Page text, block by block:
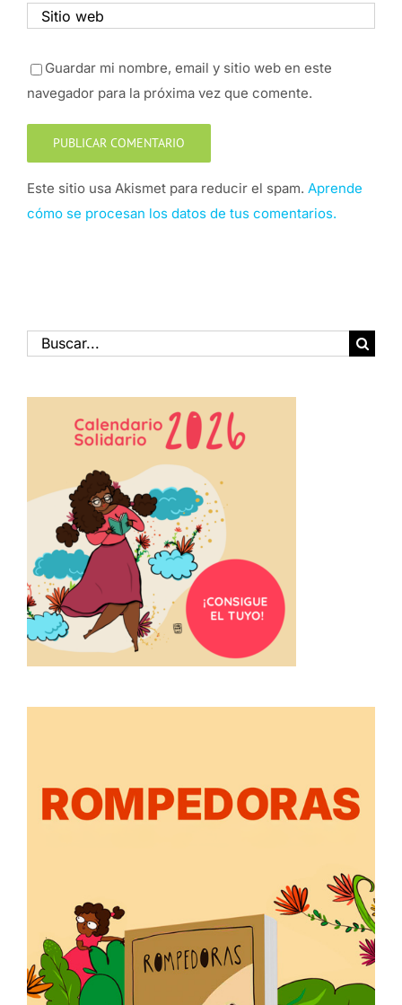
Guardar mi nombre, email y sitio web en este
navegador para la próxima vez que comente.
Este sitio usa Akismet para reducir el spam. Aprende
cómo se procesan los datos de tus comentarios.
Buscar: